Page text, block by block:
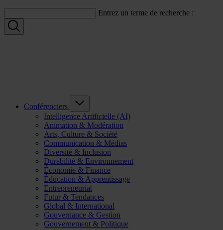
Entrez un terme de recherche :
Conférenciers
Intelligence Artificielle (AI)
Animation & Modération
Arts, Culture & Société
Communication & Médias
Diversité & Inclusion
Durabilité & Environnement
Économie & Finance
Éducation & Apprentissage
Entrepreneuriat
Futur & Tendances
Global & International
Gouvernance & Gestion
Gouvernement & Politique